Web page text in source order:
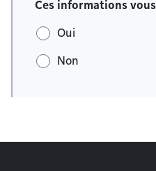
Ces informations
Oui
Non